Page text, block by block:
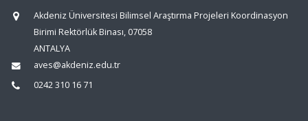
Akdeniz Üniversitesi Bilimsel Araştırma Projeleri Koordinasyon
Birimi Rektörlük Binası, 07058
ANTALYA
aves@akdeniz.edu.tr
0242 310 16 71